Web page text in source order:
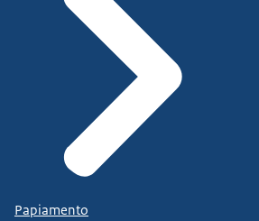
Papiamento